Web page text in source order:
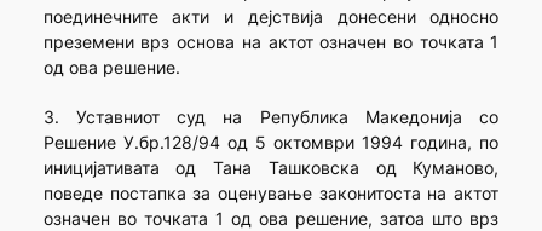
поединечните акти и дејствија донесени односно
преземени врз основа на актот означен во точката 1
од ова решение.
3. Уставниот суд на Република Македонија со
Решение У.бр.128/94 од 5 октомври 1994 година, по
иницијативата од Тана Ташковска од Куманово,
поведе постапка за оценување законитоста на актот
означен во точката 1 од ова решение, затоа што врз